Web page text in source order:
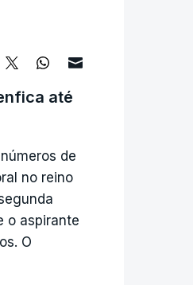
até
de
no reino
o aspirante
O